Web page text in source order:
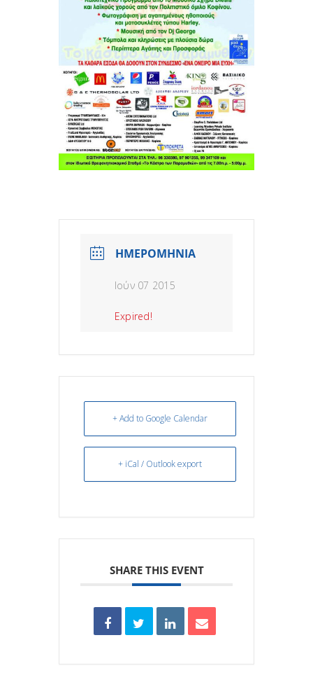
ΗΜΕΡΟΜΗΝΙΑ
Ιούν 07 2015
Expired!
+ Add to Google Calendar
+ iCal / Outlook export
SHARE THIS EVENT